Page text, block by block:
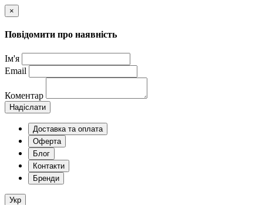
×
Повідомити про наявність
Ім'я
Email
Коментар
Надіслати
Доставка та оплата
Оферта
Блог
Контакти
Бренди
Укр